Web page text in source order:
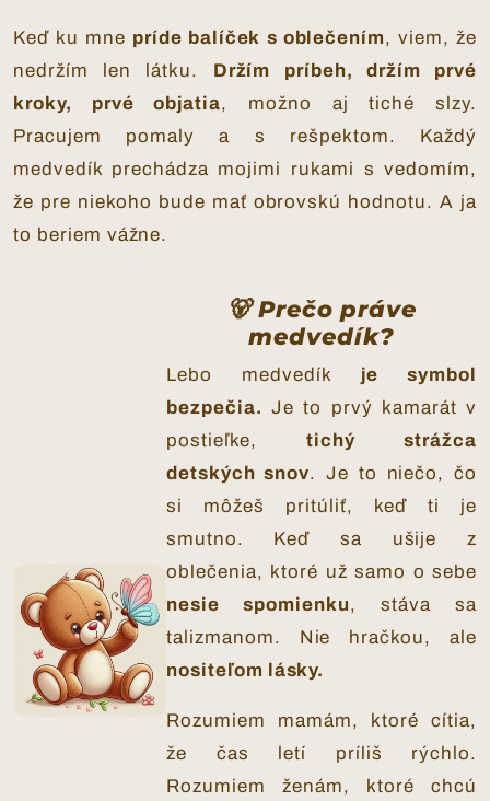
Keď ku mne príde balíček s oblečením, viem, že
nedržím len látku. Držím príbeh, držím prvé
kroky, prvé objatia, možno aj tiché slzy.
Pracujem pomaly a s rešpektom. Každý
medvedík prechádza mojimi rukami s vedomím,
že pre niekoho bude mať obrovskú hodnotu. A ja
to beriem vážne.
🐻 Prečo práve
medvedík?
Lebo medvedík je symbol
bezpečia. Je to prvý kamarát v
postieľke,tichý strážca
detských snov. Je to niečo, čo
si môžeš pritúliť, keď ti je
smutno. Keď sa ušije z
oblečenia, ktoré už samo o sebe
nesie spomienku, stáva sa
talizmanom. Nie hračkou, ale
nositeľom lásky.
Rozumiem mamám, ktoré cítia,
že čas letí príliš rýchlo.
Rozumiem ženám, ktoré chcú